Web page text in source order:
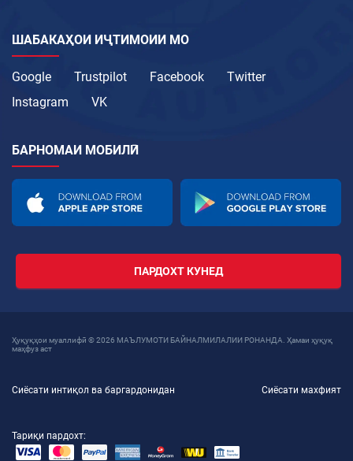
ШАБАКАҲОИ ИҶТИМОИИ МО
Google Trustpilot Facebook
Twitter
Instagram
VK
БАРНОМАИ МОБИЛӢ
ПАРДОХТ КУНЕД
Ҳуқуқҳои муаллифӣ © 2026 МАЪЛУМОТИ БАЙНАЛМИЛАЛИИ РОНАНДА. Ҳамаи ҳуқуқ
маҳфуз аст
Сиёсати интиқол ва баргардонидан Сиёсати махфият
Тариқи пардохт: